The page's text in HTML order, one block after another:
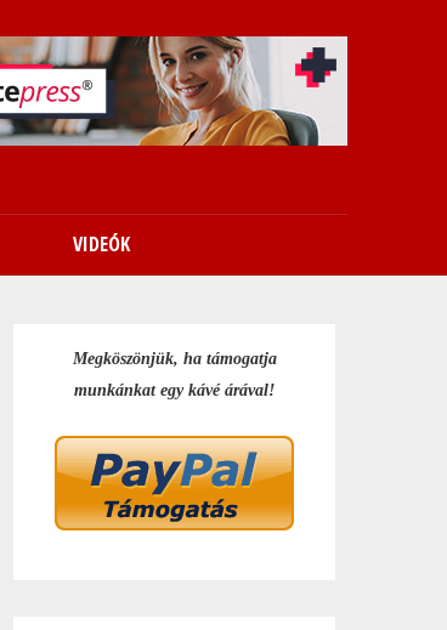
VIDEÓK
Megköszönjük, ha támogatja
munkánkat egy kávé árával!